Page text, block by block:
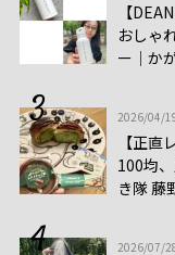
【
おしゃ
ー│か
2026/04/
【正直
100均
き隊 藤
2026/07/